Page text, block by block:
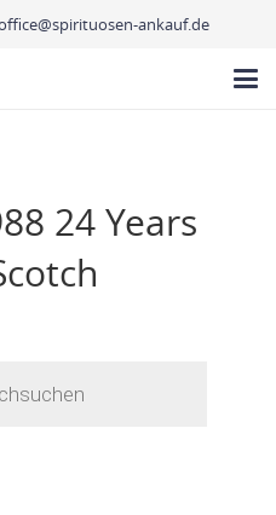
ankauf.de
24 Years